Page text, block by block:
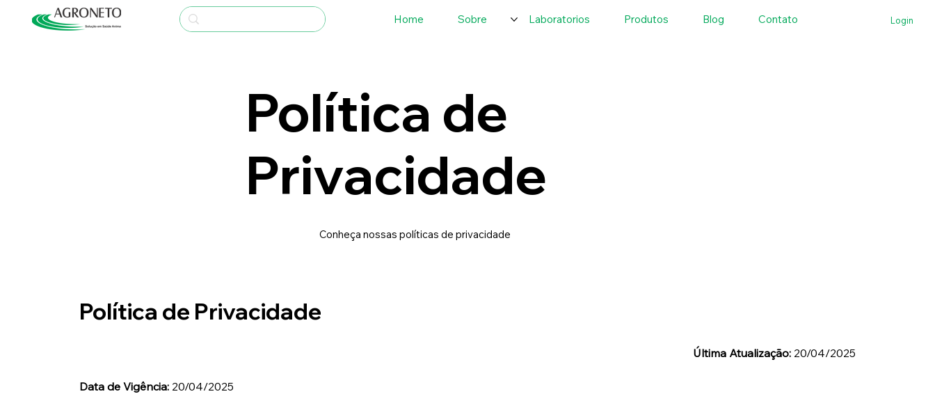
Home Sobre Laboratorios Produtos Blog Contato Login
Política de
Privacidade
Conheça nossas políticas de privacidade
Política de Privacidade
Última Atualização: 20/04/2025
Data de Vigência: 20/04/2025